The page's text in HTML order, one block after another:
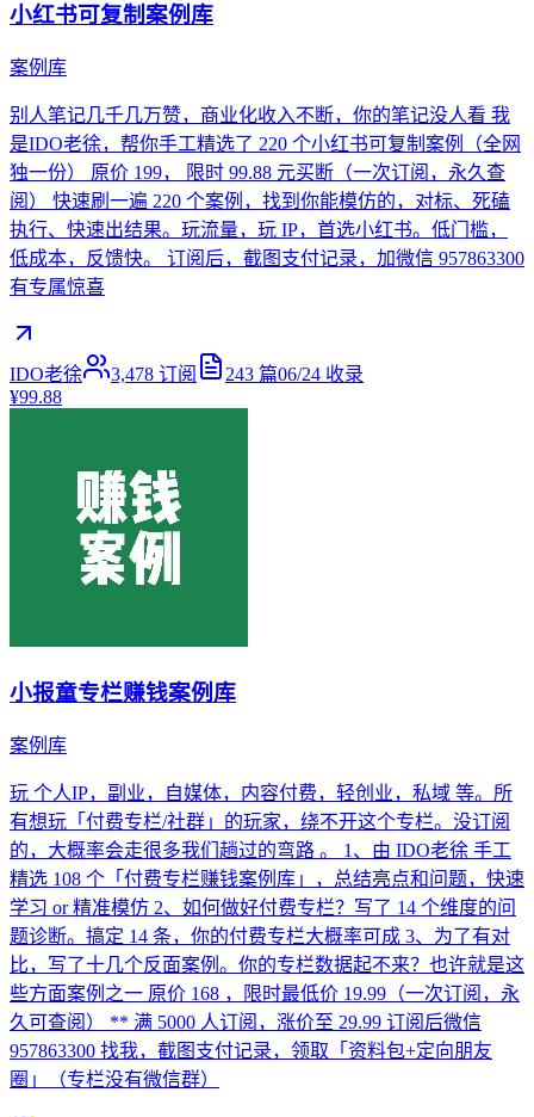
小红书可复制案例库
案例库
别人笔记几千几万赞，商业化收入不断，你的笔记没人看 我
是IDO老徐，帮你手工精选了 220 个小红书可复制案例（全网
独一份） 原价 199， 限时 99.88 元买断（一次订阅，永久查
阅） 快速刷一遍 220 个案例，找到你能模仿的，对标、死磕
执行、快速出结果。玩流量，玩 IP，首选小红书。低门槛，
低成本，反馈快。 订阅后，截图支付记录，加微信 957863300
有专属惊喜
IDO老徐 3,478 订阅 243 篇06/24 收录
¥99.88
小报童专栏赚钱案例库
案例库
玩 个人IP，副业，自媒体，内容付费，轻创业，私域 等。所
有想玩「付费专栏/社群」的玩家，绕不开这个专栏。没订阅
的，大概率会走很多我们趟过的弯路 。 1、由 IDO老徐 手工
精选 108 个「付费专栏赚钱案例库」，总结亮点和问题，快速
学习 or 精准模仿 2、如何做好付费专栏？写了 14 个维度的问
题诊断。搞定 14 条，你的付费专栏大概率可成 3、为了有对
比，写了十几个反面案例。你的专栏数据起不来？也许就是这
些方面案例之一 原价 168 ，限时最低价 19.99（一次订阅，永
久可查阅） ** 满 5000 人订阅，涨价至 29.99 订阅后微信
957863300 找我，截图支付记录，领取「资料包+定向朋友
圈」（专栏没有微信群）